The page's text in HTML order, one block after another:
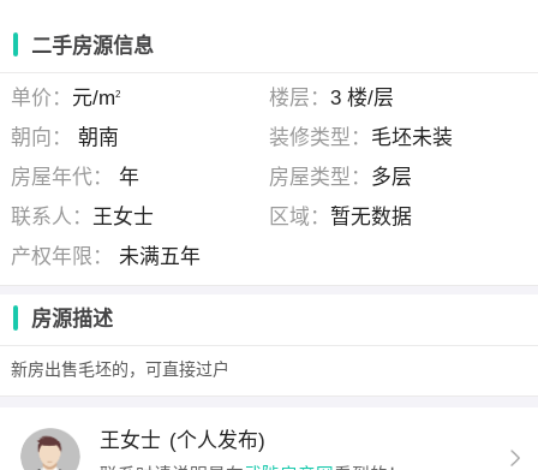
二手房源信息
单价： 元/m2 楼层： 3 楼/层
朝向：
朝南 装修类型： 毛坯未装
房屋年代：
年 房屋类型： 多层
联系人： 王女士 区域： 暂无数据
产权年限：
未满五年
房源描述
新房出售毛坯的，可直接过户
王女士 (个人发布)